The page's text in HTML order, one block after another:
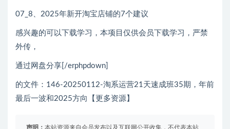
07_8、2025年新开淘宝店铺的7个建议
感兴趣的可以下载学习，本项目仅供会员下载学习，严禁
外传，
通过网盘分享[/erphpdown]
的文件：146-20250112-淘系运营21天速成班35期，年前
最后一波和2025方向【更多资源】
声明： 本站资源来自会员发布以及互联网公开收集，不代表本站